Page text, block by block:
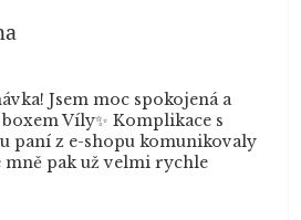
obchodu je 5 z 5 hvězdiček.
Jsem moc spokojená a
Víly✨ Komplikace s
paní z e-shopu komunikovaly
mně pak už velmi rychle